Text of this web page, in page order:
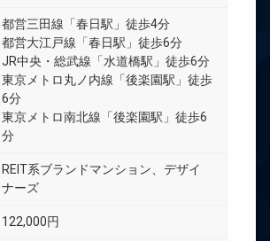
都営三田線「春日駅」徒歩4分
都営大江戸線「春日駅」徒歩6分
JR中央・総武線「水道橋駅」徒歩6分
東京メトロ丸ノ内線「後楽園駅」徒歩
6分
東京メトロ南北線「後楽園駅」徒歩6
分
REIT系ブランドマンション、デザイ
ナーズ
122,000円